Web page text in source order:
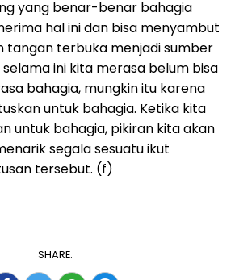
yang benar-benar bahagia
hal ini dan bisa menyambut
tangan terbuka menjadi sumber
ini kita merasa belum bisa
bahagia, mungkin itu karena
untuk bahagia. Ketika kita
untuk bahagia, pikiran kita akan
segala sesuatu ikut
tersebut. (f)
SHARE: